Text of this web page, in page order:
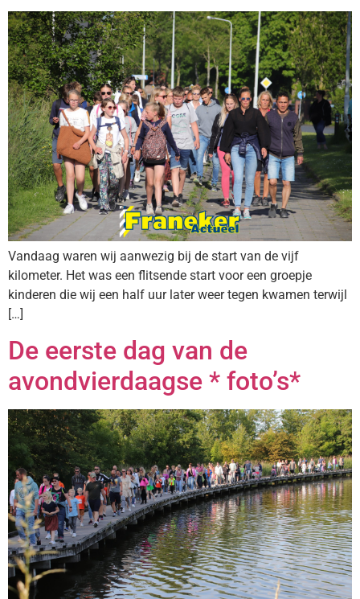
Vandaag waren wij aanwezig bij de start van de vijf
kilometer. Het was een flitsende start voor een groepje
kinderen die wij een half uur later weer tegen kwamen terwijl
[…]
De eerste dag van de
avondvierdaagse * foto’s*